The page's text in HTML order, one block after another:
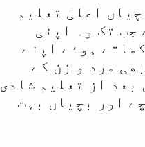
اعلیٰ تعلیم
جب تک وہ اپنی
ہوئے اپنے
مرد و زن کے
بعد از تعلیم شادی
اور بچیاں بہت